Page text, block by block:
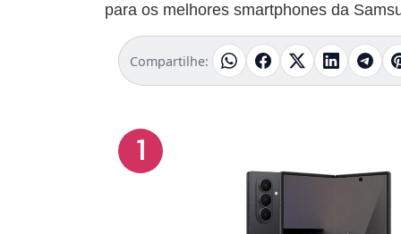
para os melhores smartphones da
Compartilhe:
1